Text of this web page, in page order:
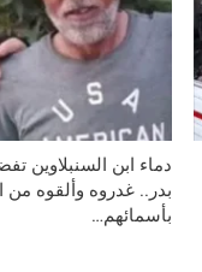
دماء ابن السنبلاوين
بدر.. غدروه وألقوه من
بأسمائهم…